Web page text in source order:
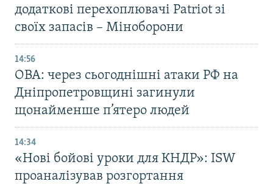
додаткові перехоплювачі Patriot зі
своїх запасів – Міноборони
14:56
ОВА: через сьогоднішні атаки РФ на
Дніпропетровщині загинули
щонайменше п’ятеро людей
14:34
«Нові бойові уроки для КНДР»: ISW
проаналізував розгортання